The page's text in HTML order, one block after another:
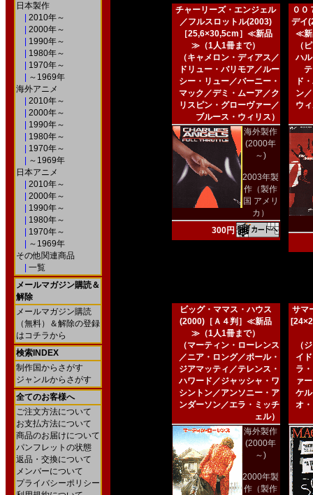
日本製作
2010年～
2000年～
1990年～
1980年～
1970年～
～1969年
海外アニメ
2010年～
2000年～
1990年～
1980年～
1970年～
～1969年
日本アニメ
2010年～
2000年～
1990年～
1980年～
1970年～
～1969年
その他関連商品
一覧
メールマガジン購読＆
解除
メールマガジン購読
（無料）＆解除の登録
はコチラから
検索INDEX
制作国からさがす
ジャンルからさがす
全てのお客様へ
ご注文方法について
お支払方法について
商品のお届けについて
パンフレットの状態
返品・交換について
メンバーについて
プライバシーポリシー
チャーリーズ・エンジェル
／フルスロットル(2003)
［25,6×30,5cm］≪新品
≫（1人1冊まで）
（キャメロン・ディアス／
ドリュー・バリモア／ルー
シー・リュー／バーニー・
マック／デミ・ムーア／ク
リスピン・グローヴァー／
ブルース・ウィリス）
海外製作
(2000年
～)
2003年製
作（製作
国 アメリ
カ）
300円
００
デイ
≪新
（
ハ
ド
ン
ウ
ビッグ・ママス・ハウス
(2000)［Ａ４判］≪新品
≫（1人1冊まで）
（マーティン・ローレンス
／ニア・ロング／ポール・
ジアマッティ／テレンス・
ハワード／ジャッシャ・ワ
シントン／アンソニー・ア
ンダーソン／エラ・ミッチ
ェル）
海外製作
(2000年
～)
2000年製
作（製作
サマ
（
イ
ラ
ァ
ケ
オ